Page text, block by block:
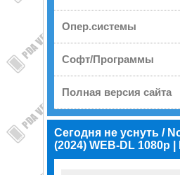
Опер.системы
Софт/Программы
Полная версия сайта
Сегодня не уснуть /
(2024) WEB-DL 1080p |